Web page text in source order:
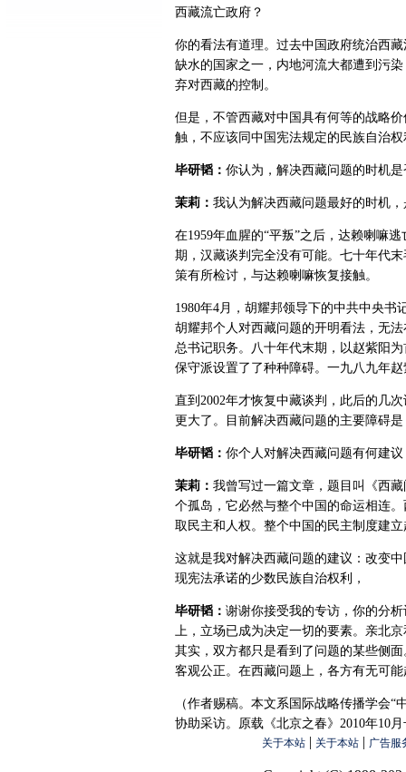
西藏流亡政府？
你的看法有道理。过去中国政府统治西
缺水的国家之一，内地河流大都遭到污
弃对西藏的控制。
但是，不管西藏对中国具有何等的战略
触，不应该同中国宪法规定的民族自治
毕研韬： 你认为，解决西藏问题的时机
茉莉： 我认为解决西藏问题最好的时机
在1959年血腥的“平叛”之后，达赖喇嘛
期，汉藏谈判完全没有可能。七十年代
策有所检讨，与达赖喇嘛恢复接触。
1980年4月，胡耀邦领导下的中共中央书
胡耀邦个人对西藏问题的开明看法，无
总书记职务。八十年代末期，以赵紫阳
保守派设置了了种种障碍。一九八九年
直到2002年才恢复中藏谈判，此后的几
更大了。目前解决西藏问题的主要障碍
毕研韬： 你个人对解决西藏问题有何建
茉莉： 我曾写过一篇文章，题目叫《西
个孤岛，它必然与整个中国的命运相连
取民主和人权。整个中国的民主制度建
这就是我对解决西藏问题的建议：改变
现宪法承诺的少数民族自治权利，
毕研韬： 谢谢你接受我的专访，你的分
上，立场已成为决定一切的要素。亲北
其实，双方都只是看到了问题的某些侧
客观公正。在西藏问题上，各方有无可
（作者赐稿。本文系国际战略传播学会
协助采访。原载《北京之春》2010年10
关于本站 | 关于本站 | 广告服